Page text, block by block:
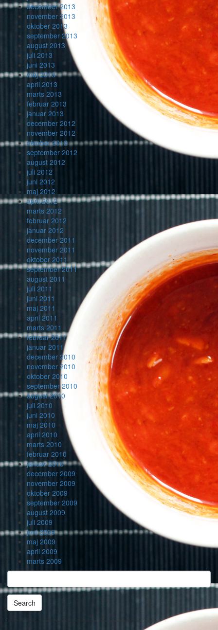
december 2013
november 2013
oktober 2013
september 2013
august 2013
juli 2013
juni 2013
maj 2013
april 2013
marts 2013
februar 2013
januar 2013
december 2012
november 2012
oktober 2012
september 2012
august 2012
juli 2012
juni 2012
maj 2012
april 2012
marts 2012
februar 2012
januar 2012
december 2011
november 2011
oktober 2011
september 2011
august 2011
juli 2011
juni 2011
maj 2011
april 2011
marts 2011
februar 2011
januar 2011
december 2010
november 2010
oktober 2010
september 2010
august 2010
juli 2010
juni 2010
maj 2010
april 2010
marts 2010
februar 2010
januar 2010
december 2009
november 2009
oktober 2009
september 2009
august 2009
juli 2009
juni 2009
maj 2009
april 2009
marts 2009
Search